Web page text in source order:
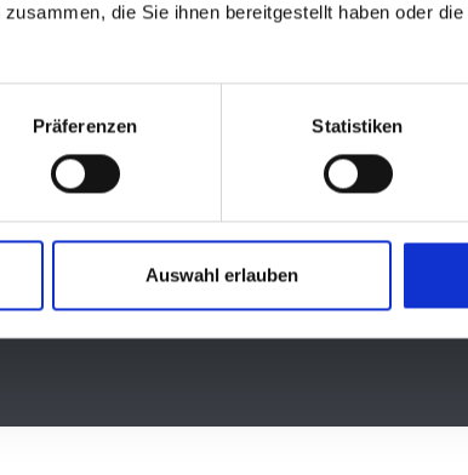
die Sie ihnen bereitgestellt haben oder
Präferenzen Statistiken
Auswahl erlauben
des Bistums
PE34
Online-Welt des Bistums
Einstellungen